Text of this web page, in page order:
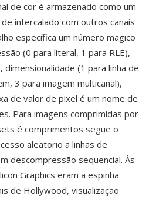
de cor é armazenado como um
intercalado com outros canais
específica um número magico
(0 para literal, 1 para RLE),
(1 para linha de
3 para imagem multicanal),
de valor de pixel é um nome de
Para imagens comprimidas por
é comprimentos segue o
aleatorio a linhas de
descompressão sequencial. Às
Graphics eram a espinha
de Hollywood, visualização